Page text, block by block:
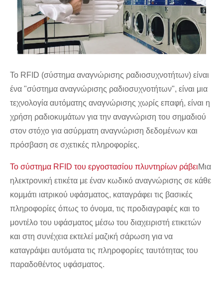
Το RFID (σύστημα αναγνώρισης ραδιοσυχνοτήτων) είναι
ένα "σύστημα αναγνώρισης ραδιοσυχνοτήτων", είναι μια
τεχνολογία αυτόματης αναγνώρισης χωρίς επαφή, είναι η
χρήση ραδιοκυμάτων για την αναγνώριση του σημαδιού
στον στόχο για ασύρματη αναγνώριση δεδομένων και
πρόσβαση σε σχετικές πληροφορίες.
Το σύστημα RFID του εργοστασίου πλυντηρίων ράβειΜια
ηλεκτρονική ετικέτα με έναν κωδικό αναγνώρισης σε κάθε
κομμάτι ιατρικού υφάσματος, καταγράφει τις βασικές
πληροφορίες όπως το όνομα, τις προδιαγραφές και το
μοντέλο του υφάσματος μέσω του διαχειριστή ετικετών
και στη συνέχεια εκτελεί μαζική σάρωση για να
καταγράψει αυτόματα τις πληροφορίες ταυτότητας του
παραδοθέντος υφάσματος.